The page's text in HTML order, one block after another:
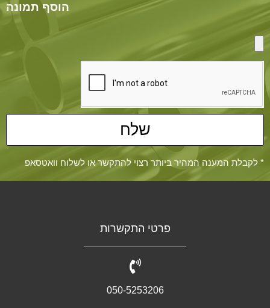
הוסף תמונה
שלח
* לקבלת המענה המהיר ביותר רצוי להתקשר או לשלוח וואטסאפ
פרטי התקשרות
050-5253206